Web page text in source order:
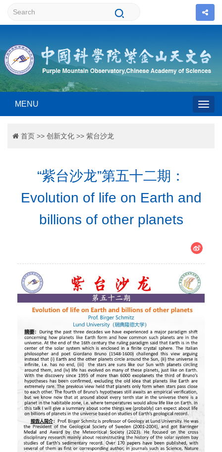
MENU
首页 >> 创新文化 >> 紫台沙龙
“紫台沙龙”第五十二期：
Evolution of life on Earth and
billions of other planets